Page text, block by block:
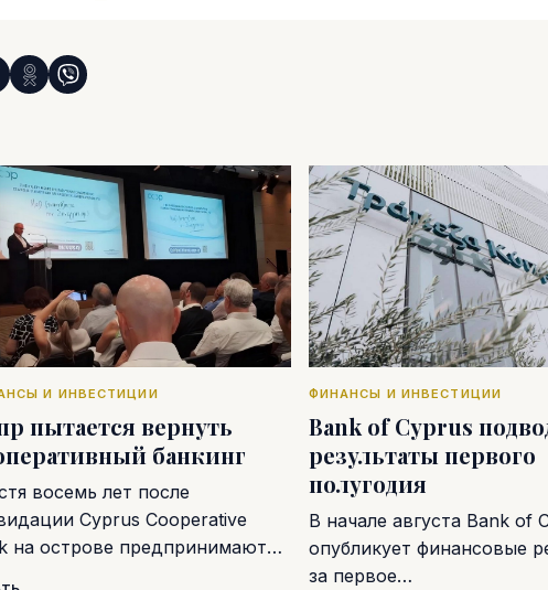
И ИНВЕСТИЦИИ
пытается вернуть
банкинг
восемь лет после
Cyprus Cooperative
на острове предпринимают…
ФИНАНСЫ И ИНВЕСТИЦИИ
Bank of Cyprus
результаты первого
полугодия
В начале августа Bank of
опубликует финансовые
за первое…